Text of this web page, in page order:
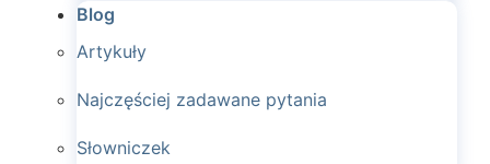
Blog
Artykuły
Najczęściej zadawane pytania
Słowniczek